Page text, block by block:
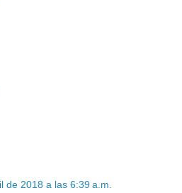
de 2018 a las 6:39 a.m.